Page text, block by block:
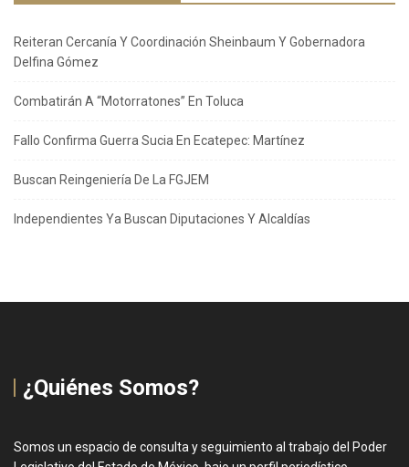
Reiteran Cercanía Y Coordinación Sheinbaum Y Gobernadora
Delfina Gómez
Combatirán A “Motorratones” En Toluca
Fallo Confirma Guerra Sucia En Ecatepec: Martínez
Buscan Reingeniería De La FGJEM
Independientes Ya Buscan Diputaciones Y Alcaldías
¿Quiénes Somos?
Somos un espacio de consulta y seguimiento al trabajo del Poder